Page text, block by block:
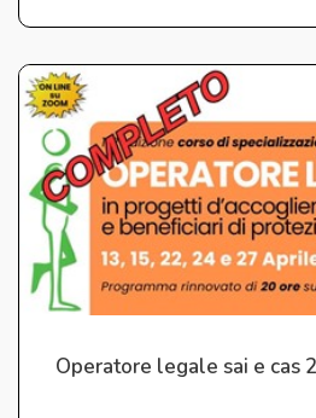
Operatore legale sai e cas